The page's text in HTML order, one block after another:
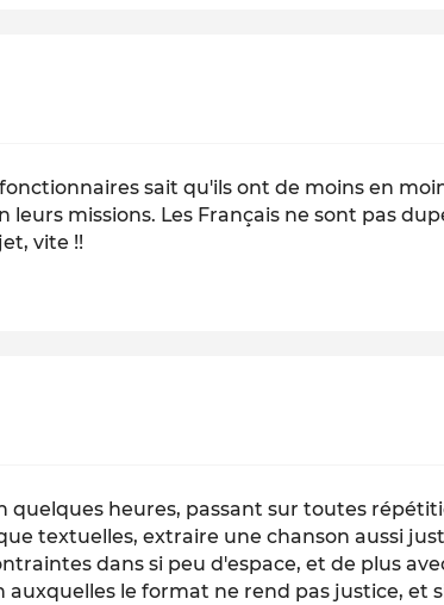
sait qu'ils ont de moins en
leurs missions. Les Français ne sont pas
vite !!
quelques heures, passant sur toutes
textuelles, extraire une chanson aussi
dans si peu d'espace, et de plus
le format ne rend pas justice, et